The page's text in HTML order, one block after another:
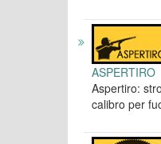
ASPERTIRO
Aspertiro:
calibro per